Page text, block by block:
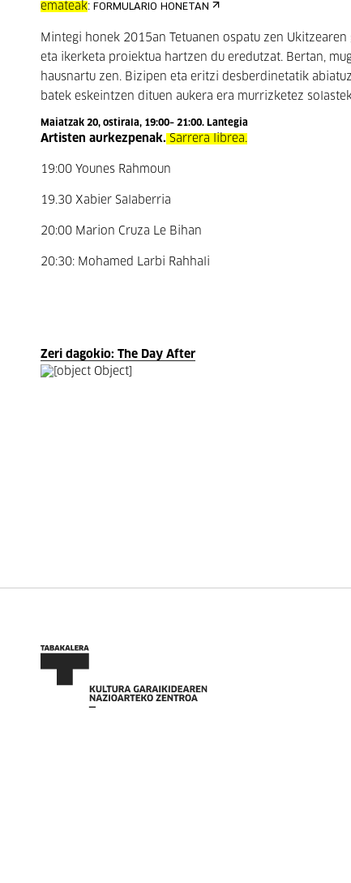
emateak: FORMULARIO HONETAN
Mintegi honek 2015an Tetuanen ospatu zen
eta ikerketa proiektua hartzen du eredutzat. Bertan,
hausnartu zen. Bizipen eta eritzi desberdinetatik
batek eskeintzen dituen aukera era murrizketez
Maiatzak 20, ostirala, 19:00– 21:00. Lantegia
Artisten aurkezpenak. Sarrera librea.
19:00 Younes Rahmoun
19.30 Xabier Salaberria
20:00 Marion Cruza Le Bihan
20:30: Mohamed Larbi Rahhali
Zeri dagokio: The Day After